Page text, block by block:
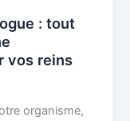
: tout
vos reins
organisme,